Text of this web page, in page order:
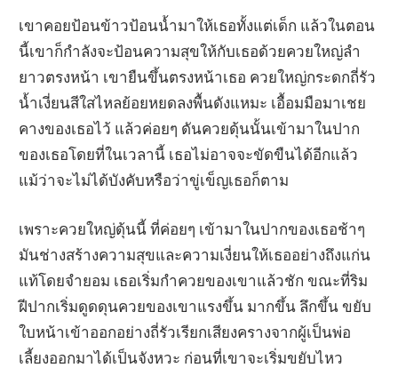
เขาคอยป้อนข้าวป้อนน้ำมาให้เธอทั้งแต่เด็ก แล้วในตอน
นี้เขาก็กำลังจะป้อนความสุขให้กับเธอด้วยควยใหญ่ลำ
ยาวตรงหน้า เขายืนขึ้นตรงหน้าเธอ ควยใหญ่กระดกถี่รัว
น้ำเงี่ยนสีใสไหลย้อยหยดลงพื้นดังแหมะ เอื้อมมือมาเชย
คางของเธอไว้ แล้วค่อยๆ ดันควยดุ้นนั้นเข้ามาในปาก
ของเธอโดยที่ในเวลานี้ เธอไม่อาจจะขัดขืนได้อีกแล้ว
แม้ว่าจะไม่ได้บังคับหรือว่าขู่เข็ญเธอก็ตาม
เพราะควยใหญ่ดุ้นนี้ ที่ค่อยๆ เข้ามาในปากของเธอช้าๆ
มันช่างสร้างความสุขและความเงี่ยนให้เธออย่างถึงแก่น
แท้โดยจำยอม เธอเริ่มกำควยของเขาแล้วชัก ขณะที่ริม
ฝีปากเริ่มดูดดุนควยของเขาแรงขึ้น มากขึ้น ลึกขึ้น ขยับ
ใบหน้าเข้าออกอย่างถี่รัวเรียกเสียงครางจากผู้เป็นพ่อ
เลี้ยงออกมาได้เป็นจังหวะ ก่อนที่เขาจะเริ่มขยับไหว